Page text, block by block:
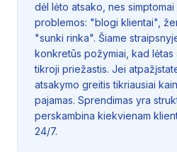
dėl lėto atsako, nes
problemos: "blogi klientai",
"sunki rinka". Šiame
konkretūs požymiai, kad lėtas
tikroji priežastis. Jei
atsakymo greitis tikriausiai
pajamas. Sprendimas yra
perskambina kiekvienam
24/7.